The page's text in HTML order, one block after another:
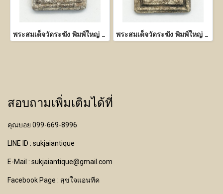
พระสมเด็จวัดระฆัง พิมพ์ใหญ่ เนื้อผงพุทธคุณ พระสมเด็จวัดระฆัง พิมพ์ใหญ่ เนื้อผงพุทธคุณ
สอบถามเพิ่มเติมได้ที่
คุณบอย 099-669-8996
LINE ID : sukjaiantique
E-Mail : sukjaiantique@gmail.com
Facebook Page : สุขใจแอนทีค